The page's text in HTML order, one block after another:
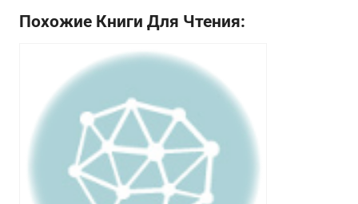
Похожие Книги Для Чтения: